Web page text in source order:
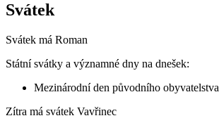
Svátek
Svátek má Roman
Státní svátky a významné dny na dnešek:
Mezinárodní den původního obyvatelstva
Zítra má svátek Vavřinec